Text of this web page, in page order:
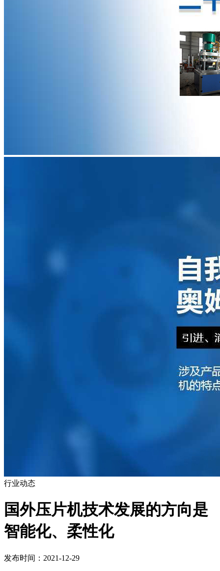
行业动态
国外压片机技术发展的方向是
智能化、柔性化
发布时间：2021-12-29